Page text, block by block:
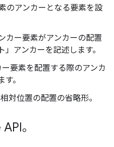
のアンカーとなる要素を設
カー要素がアンカーの配置
アンカーを記述します。
ー要素を配置する際のアンカ
。
対位置の配置の省略形。
。